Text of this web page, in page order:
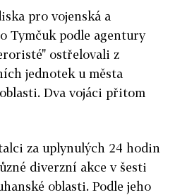
pro vojenská a
Tymčuk podle agentury
ostřelovali z
jednotek u města
Dva vojáci přitom
za uplynulých 24 hodin
diverzní akce v šesti
oblasti. Podle jeho